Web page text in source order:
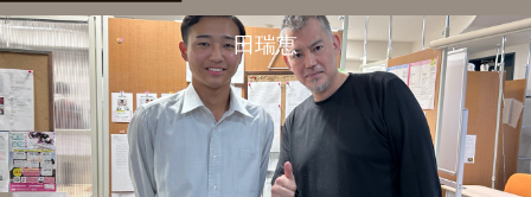
田瑞恵